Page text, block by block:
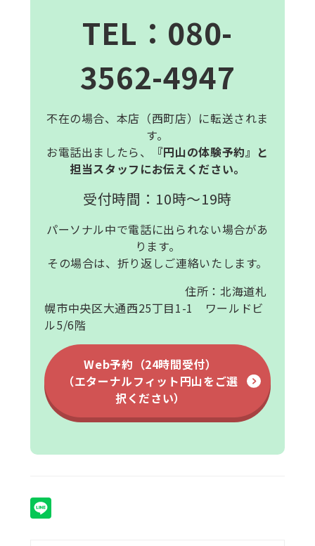
TEL ：080-
3562-4947
不在の場合、本店（西町店）に転送されま
す。
お電話出ましたら、
『円山の体験予約』と
担当スタッフにお伝えください。
受付時間：10時～19時
パーソナル中で電話に出られない場合があ
ります。
その場合は、折り返しご連絡いたします。
住所：北海道札
幌市中央区大通西25丁目1-1 ワールドビ
ル5/6階
Web予約（24時間受付）
（エターナルフィット円山をご選
択ください）